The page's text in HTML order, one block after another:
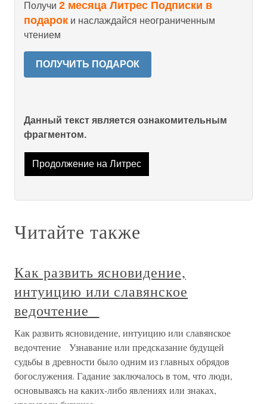
Получи 2 месяца Литрес Подписки в
подарок и наслаждайся неограниченным
чтением
ПОЛУЧИТЬ ПОДАРОК
Данный текст является ознакомительным
фрагментом.
Продолжение на Литрес
Читайте также
Как развить ясновидение,
интуицию или славянское
ведочтение
Как развить ясновидение, интуицию или славянское
ведочтение Узнавание или предсказание будущей
судьбы в древности было одним из главных обрядов
богослужения. Гадание заключалось в том, что люди,
основываясь на каких-либо явлениях или знаках,